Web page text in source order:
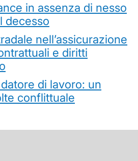
in assenza di nesso
decesso
nell’assicurazione
e diritti
di lavoro: un
conflittuale